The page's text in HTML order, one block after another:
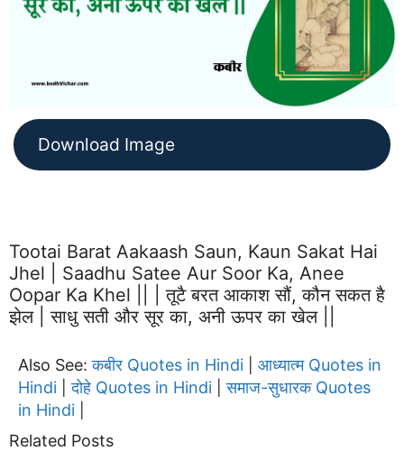
Download Image
Tootai Barat Aakaash Saun, Kaun Sakat Hai
Jhel | Saadhu Satee Aur Soor Ka, Anee
Oopar Ka Khel || | तूटै बरत आकाश सौं, कौन सकत है
झेल | साधु सती और सूर का, अनी ऊपर का खेल ||
Also See:कबीर Quotes in Hindi
आध्यात्म Quotes in
Hindi |दोहे Quotes in Hindi |समाज-सुधारक Quotes
in Hindi
Related Posts